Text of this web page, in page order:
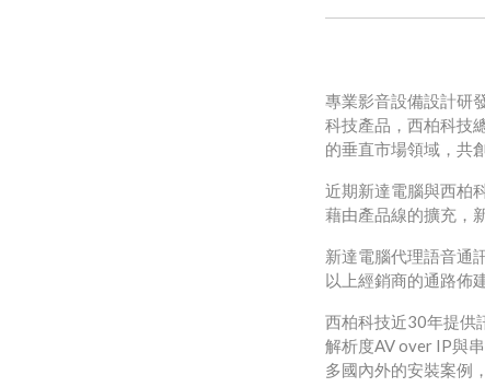
專業影音設備設計研
科技產品，西柏科技
的垂直市場領域，共
近期新達電腦與西柏
藉由產品線的擴充，
新達電腦代理語音通
以上經銷商的通路佈
西柏科技近30年提供
解析度AV over IP與
多國內外的安裝案例